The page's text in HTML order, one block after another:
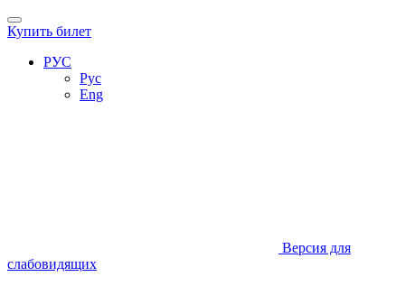
Купить билет
РУС
Рус
Eng
Версия для
слабовидящих